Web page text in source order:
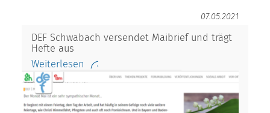
07.05.2021
DEF Schwabach versendet Maibrief und trägt
Hefte aus
Weiterlesen